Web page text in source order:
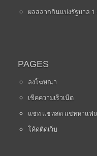
ผลสลากกินแบ่งรัฐบาล
PAGES
ลงโฆษณา
เช็คความเร็วเน็ต
แชท แชทสด แชทหาแฟ
โค้ดติดเว็บ